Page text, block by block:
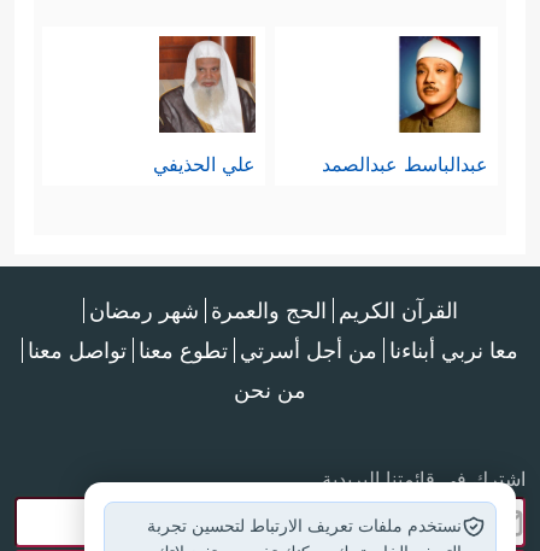
عبدالباسط عبدالصمد علي الحذيفي
القرآن الكريم الحج والعمرة شهر رمضان
معا نربي أبناءنا من أجل أسرتي تطوع معنا تواصل معنا
من نحن
اشترك في قائمتنا البريدية
نستخدم ملفات تعريف الارتباط لتحسين تجربة